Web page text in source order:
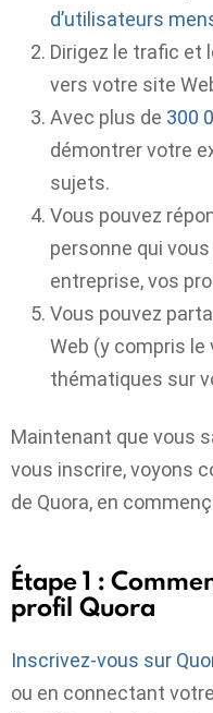
d’utilisateurs
Dirigez le trafic et
vers votre site
Avec plus de 300
démontrer votre
sujets.
Vous pouvez
personne qui
entreprise, vos
Vous pouvez
Web (y compris
thématiques sur
Maintenant que vous
vous inscrire, voyons
de Quora, en
Étape 1 :
profil Quora
Inscrivez-vous sur
ou en connectant